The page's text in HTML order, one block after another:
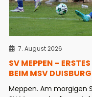
7. August 2026
SV MEPPEN –
BEIM MSV DUISBURG
Meppen. Am morgigen